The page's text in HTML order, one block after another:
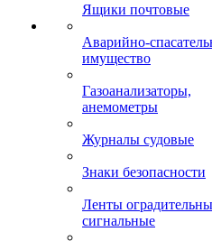
Ящики почтовые
Аварийно-
имущество
Газоанализаторы,
анемометры
Журналы судовые
Знаки безопасности
Ленты
сигнальные